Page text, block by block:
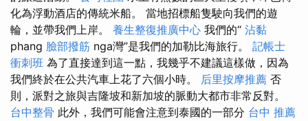
化為浮動酒店的傳統米船。 當地招標船隻駛向我們的遊
輪，並帶我們上岸。 養生整復推廣中心 我們的“ 沾黏
phang 臉部撥筋 nga灣”是我們的加勒比海旅行。 記帳士
衝刺班 為了直接達到這一點，我幾乎不建議這樣做，因為
我們終於在公共汽車上花了六個小時。 后里按摩推薦 否
則，派對之旅與吉隆坡和新加坡的脈動大都市非常反對。
台中整骨 此外，我們可能會注意到泰國的一部分 台中 推薦